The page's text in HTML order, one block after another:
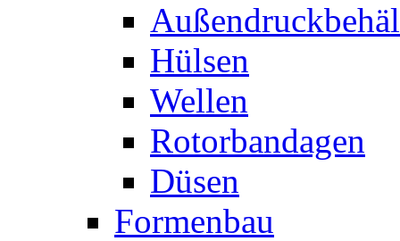
Hülsen
Wellen
Rotorbandagen
Düsen
Formenbau